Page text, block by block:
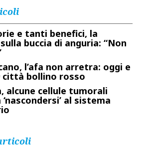
e tanti benefici, la
sulla buccia di anguria: “Non
l’afa non arretra: oggi e
città bollino rosso
alcune cellule tumorali
al sistema